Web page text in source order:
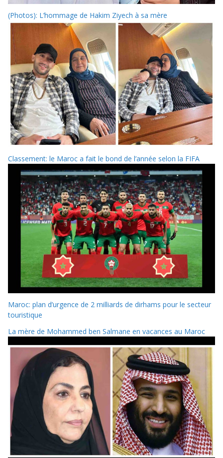
(Photos): L’hommage de Hakim Ziyech à sa mère
Classement: le Maroc a fait le bond de l’année selon la FIFA
Maroc: plan d’urgence de 2 milliards de dirhams pour le secteur
touristique
La mère de Mohammed ben Salmane en vacances au Maroc